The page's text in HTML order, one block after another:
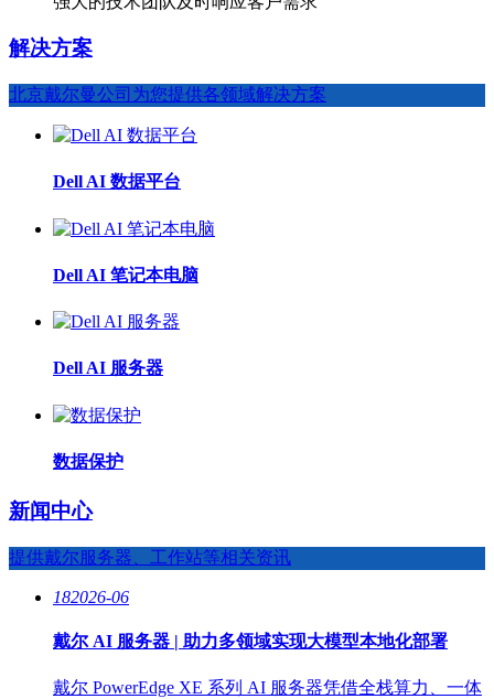
解决方案
北京戴尔曼公司为您提供各领域解决方案
Dell AI 数据平台
Dell AI 笔记本电脑
Dell AI 服务器
数据保护
新闻中心
提供戴尔服务器、工作站等相关资讯
182026-06
戴尔 AI 服务器 | 助力多领域实现大模型本地化部署
戴尔 PowerEdge XE 系列 AI 服务器凭借全栈算力、一体